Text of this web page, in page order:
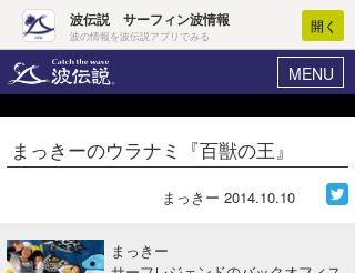
波伝説 サーフィン波情報
波の情報を波伝説アプリでみる
開く
MENU
ヘルプ マイホーム
ログイン
波情報･概況
まっきーのウラナミ『百獣の王』
まっきー 2014.10.10
まっきー
Core Surf Japan
ファッション/グッズ